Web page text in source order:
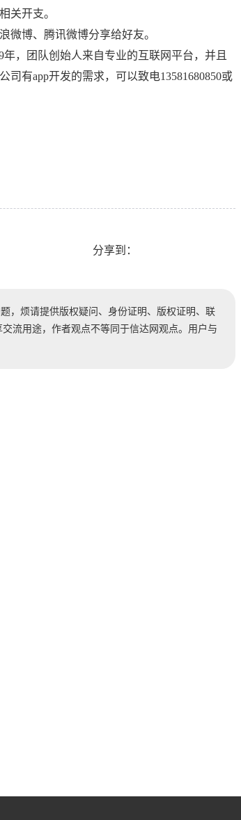
关开支。
微博、腾讯微博分享给好友。
，团队创始人来自专业的互联网平台，并且
有app开发的需求，可以致电13581680850或
分享到：
，烦请提供版权疑问、身份证明、版权证明、联
流用途，作者观点不等同于信达网观点。用户与